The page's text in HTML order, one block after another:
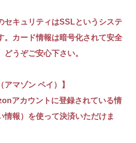
セキュリティはSSLというシステ
。カード情報は暗号化されて安全
うぞご安心下さい。
マゾン ペイ）】
アカウントに登録されている情
情報）を使って決済いただけま